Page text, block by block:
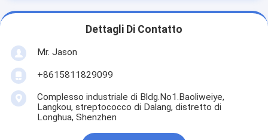
Dettagli Di Contatto
Mr. Jason
+8615811829099
Complesso industriale di Bldg.No1.Baoliweiye,
Langkou, streptococco di Dalang, distretto di
Longhua, Shenzhen